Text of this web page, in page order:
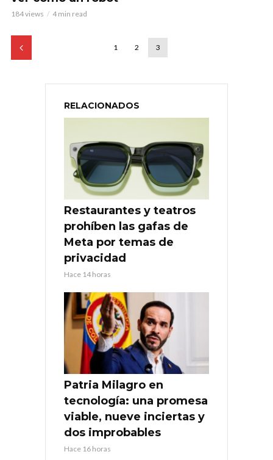
184 views 4 min read
1 2 3
RELACIONADOS
Restaurantes y teatros
prohíben las gafas de
Meta por temas de
privacidad
Hace 14 horas
Patria Milagro en
tecnología: una promesa
viable, nueve inciertas y
dos improbables
Hace 16 horas